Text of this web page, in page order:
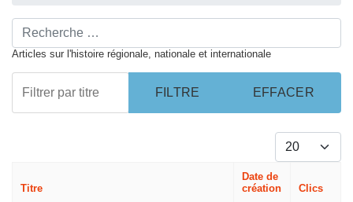
Rechercher ...
Articles sur l'histoire régionale, nationale et internationale
Filtrer par titre
FILTRE EFFACER
Afficher #
Titre
Date de
création
Clics